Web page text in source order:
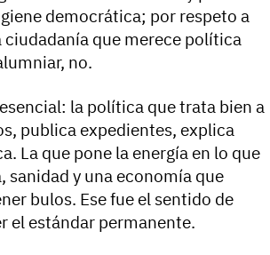
democrática; por respeto a
ciudadanía que merece política
no.
la política que trata bien a
publica expedientes, explica
La que pone la energía en lo que
sanidad y una economía que
bulos. Ese fue el sentido de
el estándar permanente.